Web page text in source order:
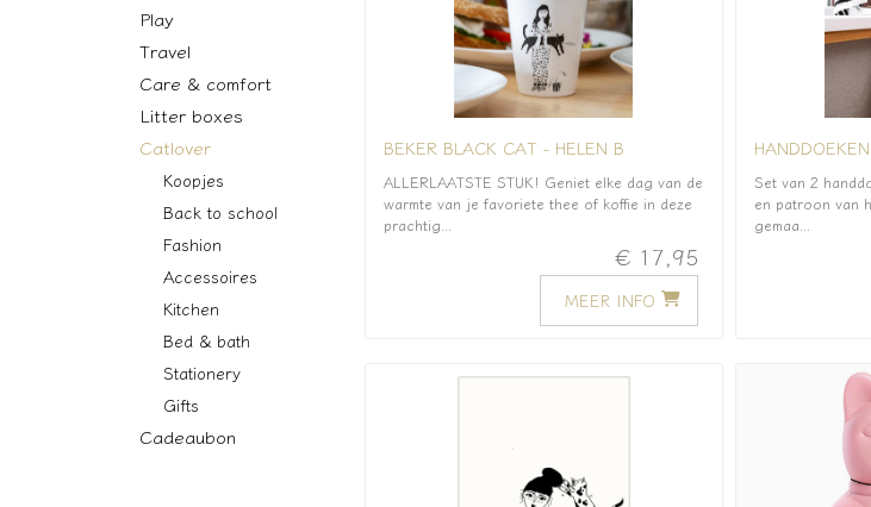
Play
Travel
Care & comfort
Litter boxes
Catlover
Koopjes
Back to school
Fashion
Accessoires
Kitchen
Bed & bath
Stationery
Gifts
Cadeaubon
BEKER BLACK CAT - HELEN B
ALLERLAATSTE STUK! Geniet elke dag van de
warmte van je favoriete thee of koffie in deze
prachtig...
€ 17,95
MEER INFO
Set van 2
en patroon van
gemaa...